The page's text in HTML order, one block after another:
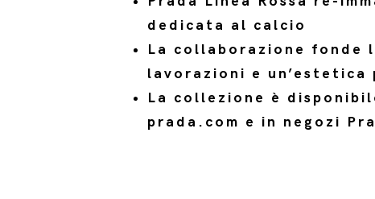
dedicata al calcio
La collaborazione fonde
lavorazioni e un’estetica
La collezione è
prada.com e in negozi